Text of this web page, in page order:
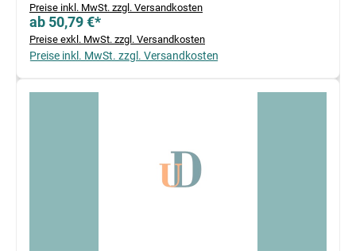
Preise inkl. MwSt. zzgl. Versandkosten
ab 50,79 €*
Preise exkl. MwSt. zzgl. Versandkosten
Preise inkl. MwSt. zzgl. Versandkosten